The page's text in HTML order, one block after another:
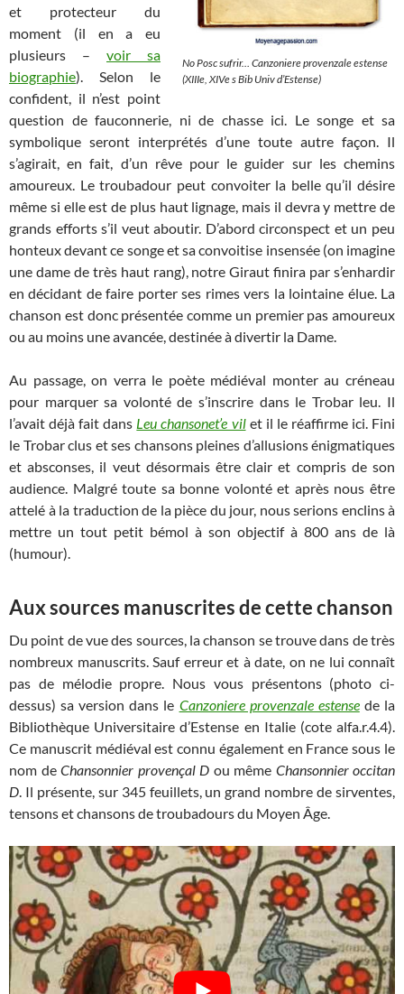
No Posc sufrir… Canzoniere provenzale estense
(XIIIe, XIVe s Bib Univ d’Estense)
et protecteur du
moment (il en a eu
plusieurs – voir sa
biographie). Selon le
confident, il n’est point
question de fauconnerie, ni de chasse ici. Le songe et sa
symbolique seront interprétés d’une toute autre façon. Il
s’agirait, en fait, d’un rêve pour le guider sur les chemins
amoureux. Le troubadour peut convoiter la belle qu’il désire
même si elle est de plus haut lignage, mais il devra y mettre de
grands efforts s’il veut aboutir. D’abord circonspect et un peu
honteux devant ce songe et sa convoitise insensée (on imagine
une dame de très haut rang), notre Giraut finira par s’enhardir
en décidant de faire porter ses rimes vers la lointaine élue. La
chanson est donc présentée comme un premier pas amoureux
ou au moins une avancée, destinée à divertir la Dame.
Au passage, on verra le poète médiéval monter au créneau
pour marquer sa volonté de s’inscrire dans le Trobar leu. Il
l’avait déjà fait dans Leu chansonet’e vilet il le réaffirme ici. Fini
le Trobar clus et ses chansons pleines d’allusions énigmatiques
et absconses, il veut désormais être clair et compris de son
audience. Malgré toute sa bonne volonté et après nous être
attelé à la traduction de la pièce du jour, nous serions enclins à
mettre un tout petit bémol à son objectif à 800 ans de là
(humour).
Aux sources manuscrites de cette chanson
Du point de vue des sources, la chanson se trouve dans de très
nombreux manuscrits. Sauf erreur et à date, on ne lui connaît
pas de mélodie propre. Nous vous présentons (photo ci-
dessus) sa version dans le Canzoniere provenzale estensede la
Bibliothèque Universitaire d’Estense en Italie (cote alfa.r.4.4).
Ce manuscrit médiéval est connu également en France sous le
nom de Chansonnier provençal D ou même Chansonnier occitan
D. Il présente, sur 345 feuillets, un grand nombre de sirventes,
tensons et chansons de troubadours du Moyen Âge.